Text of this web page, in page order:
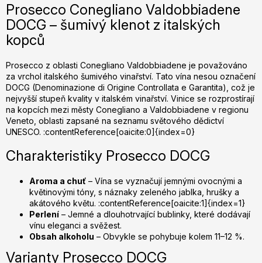
á
d
í
p
r
v
k
y
ý
i
s
u
Prosecco Conegliano Valdobbiadene
DOCG – šumivý klenot z italských
kopců
Prosecco z oblasti Conegliano Valdobbiadene je považováno
za vrchol italského šumivého vinařství. Tato vína nesou označení
DOCG (Denominazione di Origine Controllata e Garantita), což je
nejvyšší stupeň kvality v italském vinařství. Vinice se rozprostírají
na kopcích mezi městy Conegliano a Valdobbiadene v regionu
Veneto, oblasti zapsané na seznamu světového dědictví
UNESCO. :contentReference[oaicite:0]{index=0}
Charakteristiky Prosecco DOCG
Aroma a chuť – Vína se vyznačují jemnými ovocnými a
květinovými tóny, s náznaky zeleného jablka, hrušky a
akátového květu. :contentReference[oaicite:1]{index=1}
Perlení – Jemné a dlouhotrvající bublinky, které dodávají
vínu eleganci a svěžest.
Obsah alkoholu – Obvykle se pohybuje kolem 11–12 %.
Varianty Prosecco DOCG